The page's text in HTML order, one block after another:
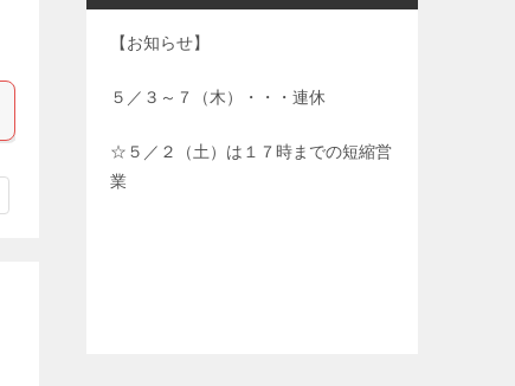
【お知らせ】
５／３～７（木）・・・連休
☆５／２（土）は１７時までの短縮営
業